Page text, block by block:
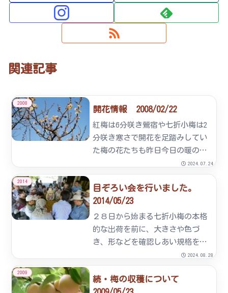
関連記事
2008
開花情報 2008/02/22
紅梅は6分咲き鶯宿や七折小梅は2
分咲き寒さで開花を足踏みしてい
た梅の花たちも昨日今日の暖のお
かげで一気に進みました。16000
本の梅の木全体でいえば、3分咲
きぐらいでしょうか。早咲き梅は
6分咲き、中咲き梅は3分咲き、遅
咲き梅は1分咲きです。...
2024.07.24
2014
目ぞろい会を行いました。
2014/05/23
２８日から始まる七折小梅の本格
的な出荷を前に、大きさや色づ
き、形などを確認しあい規格を統
一するための「目ぞろい会」を行
いました。本年は雹（ひょう）の
被害が多く梅の果皮にも傷跡が残
2024.08.28
2009
続・梅の収穫について